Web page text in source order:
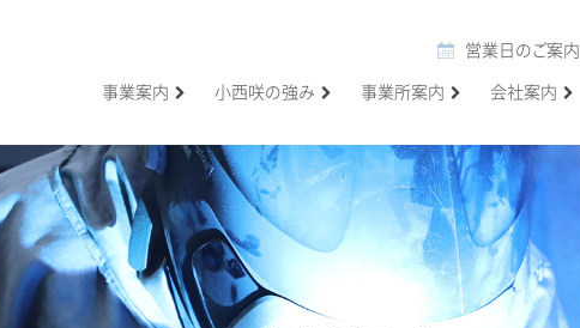
営業日のご案内
事業案内
小西咲の強み 事業所案内 会社案内